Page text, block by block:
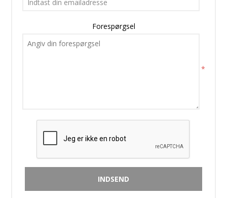
Forespørgsel
*